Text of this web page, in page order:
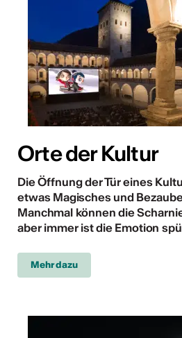
Orte der Kultur
Die Öffnung der Tür eines
etwas Magisches und
Manchmal können die
aber immer ist die Emotion
Mehr dazu